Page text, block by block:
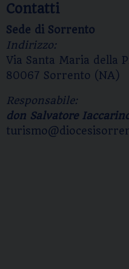
Contatti
Sede di Sorrento
Indirizzo:
Via Santa Maria della
80067 Sorrento (NA)
Responsabile:
don Salvatore